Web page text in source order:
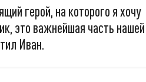
герой, на которого я хочу
это важнейшая часть нашей
Иван.